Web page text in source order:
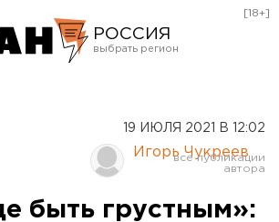
РОССИЯ
Курган
Оренбург
[18+]
19 ИЮЛЯ 2021 В 12:02
Игорь Чукреев
быть грустным»: